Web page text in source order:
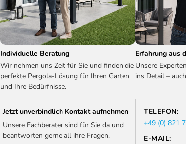
Individuelle Beratung
Wir nehmen uns Zeit für Sie und finden die
perfekte Pergola-Lösung für Ihren Garten
und Ihre Bedürfnisse.
Erfahrung aus
Unsere
ins Detail –
Jetzt unverbindlich Kontakt aufnehmen
Unsere Fachberater sind für Sie da und
beantworten gerne all ihre Fragen.
TELEFON:
+49 (0) 821
E-MAIL: